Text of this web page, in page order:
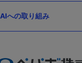
AIへの取り組み